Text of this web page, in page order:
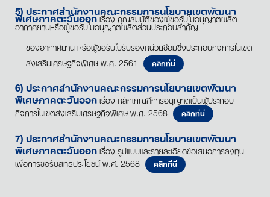
5) ประกาศสำนักงานคณะกรรมการนโยบายเขตพัฒนา
พิเศษภาคตะวันออกเรื่อง คุณสมบัติของผู้ขอรับใบอนุญาตผลิต
อากาศยานหรือผู้ขอรับใบอนุญาตผลิตส่วนประกอบสำคัญ
ของอากาศยาน หรือผู้ขอรับใบรับรองหน่วยซ่อมซึ่งประกอบกิจการในเขต
ส่งเสริมเศรษฐกิจพิเศษ พ.ศ. 2561
คลิกที่นี่
6) ประกาศสำนักงานคณะกรรมการนโยบายเขตพัฒนา
พิเศษภาคตะวันออกเรื่อง หลักเกณฑ์การอนุญาตเป็นผู้ประกอบ
กิจการในเขตส่งเสริมเศรษฐกิจพิเศษ พ.ศ. 2568 คลิกที่นี่
7) ประกาศสำนักงานคณะกรรมการนโยบายเขตพัฒนา
พิเศษภาคตะวันออกเรื่อง รูปแบบและรายละเอียดข้อเสนอการลงทุน
เพื่อการขอรับสิทธิประโยชน์ พ.ศ. 2568 คลิกที่นี่